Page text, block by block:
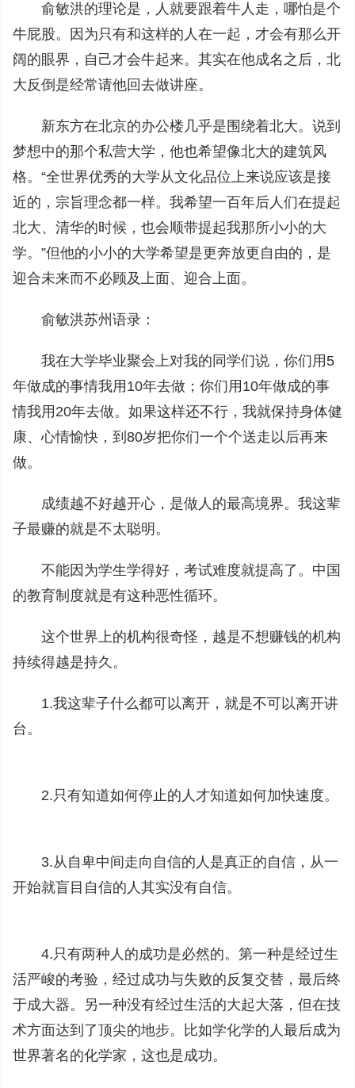
俞敏洪的理论是，人就要跟着牛人走，哪怕是个
牛屁股。因为只有和这样的人在一起，才会有那么开
阔的眼界，自己才会牛起来。其实在他成名之后，北
大反倒是经常请他回去做讲座。
新东方在北京的办公楼几乎是围绕着北大。说到
梦想中的那个私营大学，他也希望像北大的建筑风
格。“全世界优秀的大学从文化品位上来说应该是接
近的，宗旨理念都一样。我希望一百年后人们在提起
北大、清华的时候，也会顺带提起我那所小小的大
学。”但他的小小的大学希望是更奔放更自由的，是
迎合未来而不必顾及上面、迎合上面。
俞敏洪苏州语录：
我在大学毕业聚会上对我的同学们说，你们用5
年做成的事情我用10年去做；你们用10年做成的事
情我用20年去做。如果这样还不行，我就保持身体健
康、心情愉快，到80岁把你们一个个送走以后再来
做。
成绩越不好越开心，是做人的最高境界。我这辈
子最赚的就是不太聪明。
不能因为学生学得好，考试难度就提高了。中国
的教育制度就是有这种恶性循环。
这个世界上的机构很奇怪，越是不想赚钱的机构
持续得越是持久。
1.我这辈子什么都可以离开，就是不可以离开讲
台。
2.只有知道如何停止的人才知道如何加快速度。
3.从自卑中间走向自信的人是真正的自信，从一
开始就盲目自信的人其实没有自信。
4.只有两种人的成功是必然的。第一种是经过生
活严峻的考验，经过成功与失败的反复交替，最后终
于成大器。另一种没有经过生活的大起大落，但在技
术方面达到了顶尖的地步。比如学化学的人最后成为
世界著名的化学家，这也是成功。